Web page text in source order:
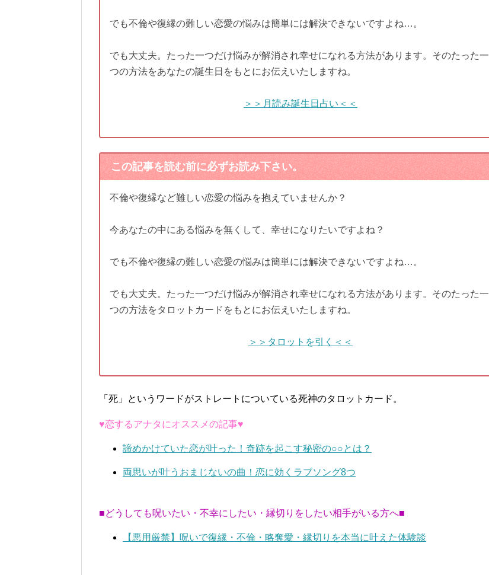
でも不倫や復縁の難しい恋愛の悩みは簡単には解決できないですよね…。
でも大丈夫。たった一つだけ悩みが解消され幸せになれる方法があります。そのたった一
つの方法をあなたの誕生日をもとにお伝えいたしますね。
＞＞月読み誕生日占い＜＜
この記事を読む前に必ずお読み下さい。
不倫や復縁など難しい恋愛の悩みを抱えていませんか？
今あなたの中にある悩みを無くして、幸せになりたいですよね？
でも不倫や復縁の難しい恋愛の悩みは簡単には解決できないですよね…。
でも大丈夫。たった一つだけ悩みが解消され幸せになれる方法があります。そのたった一
つの方法をタロットカードをもとにお伝えいたしますね。
＞＞タロットを引く＜＜
「死」というワードがストレートについている死神のタロットカード。
♥恋するアナタにオススメの記事♥
諦めかけていた恋が叶った！奇跡を起こす秘密の○○とは？
両思いが叶うおまじないの曲！恋に効くラブソング8つ
■どうしても呪いたい・不幸にしたい・縁切りをしたい相手がいる方へ■
【悪用厳禁】呪いで復縁・不倫・略奪愛・縁切りを本当に叶えた体験談